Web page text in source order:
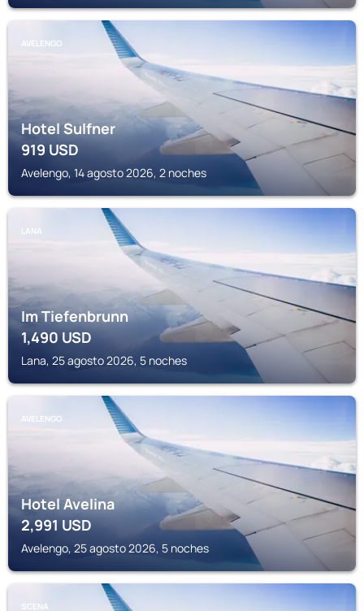
AVELENGO
Hotel Sulfner
919USD
Avelengo, 14 agosto 2026, 2 noches
LANA
Im Tiefenbrunn
1,490USD
Lana, 25 agosto 2026, 5 noches
AVELENGO
Hotel Avelina
2,991 USD
Avelengo, 25 agosto 2026, 5 noches
SCENA